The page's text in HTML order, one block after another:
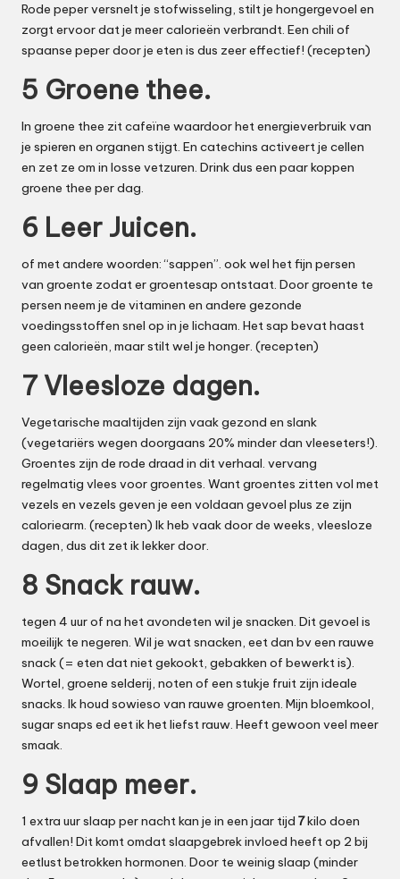
Rode peper versnelt je stofwisseling, stilt je hongergevoel en
zorgt ervoor dat je meer calorieën verbrandt. Een chili of
spaanse peper door je eten is dus zeer effectief! (recepten)
5 Groene thee.
In groene thee zit cafeïne waardoor het energieverbruik van
je spieren en organen stijgt. En catechins activeert je cellen
en zet ze om in losse vetzuren. Drink dus een paar koppen
groene thee per dag.
6 Leer Juicen.
of met andere woorden: “sappen”. ook wel het fijn persen
van groente zodat er groentesap ontstaat. Door groente te
persen neem je de vitaminen en andere gezonde
voedingsstoffen snel op in je lichaam. Het sap bevat haast
geen calorieën, maar stilt wel je honger. (recepten)
7 Vleesloze dagen.
Vegetarische maaltijden zijn vaak gezond en slank
(vegetariërs wegen doorgaans 20% minder dan vleeseters!).
Groentes zijn de rode draad in dit verhaal. vervang
regelmatig vlees voor groentes. Want groentes zitten vol met
vezels en vezels geven je een voldaan gevoel plus ze zijn
caloriearm. (recepten) Ik heb vaak door de weeks, vleesloze
dagen, dus dit zet ik lekker door.
8 Snack rauw.
tegen 4 uur of na het avondeten wil je snacken. Dit gevoel is
moeilijk te negeren. Wil je wat snacken, eet dan bv een rauwe
snack (= eten dat niet gekookt, gebakken of bewerkt is).
Wortel, groene selderij, noten of een stukje fruit zijn ideale
snacks. Ik houd sowieso van rauwe groenten. Mijn bloemkool,
sugar snaps ed eet ik het liefst rauw. Heeft gewoon veel meer
smaak.
9 Slaap meer.
1 extra uur slaap per nacht kan je in een jaar tijd 7kilo doen
afvallen! Dit komt omdat slaapgebrek invloed heeft op 2 bij
eetlust betrokken hormonen. Door te weinig slaap (minder